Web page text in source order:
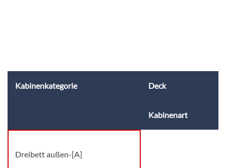
Kabinenkategorie Deck
Kabinenart
Dreibett außen-[A]